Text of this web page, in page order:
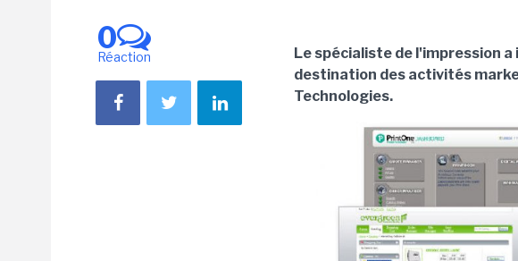
0
Réaction
Le spécialiste de l'impression
destination des activités
Technologies.